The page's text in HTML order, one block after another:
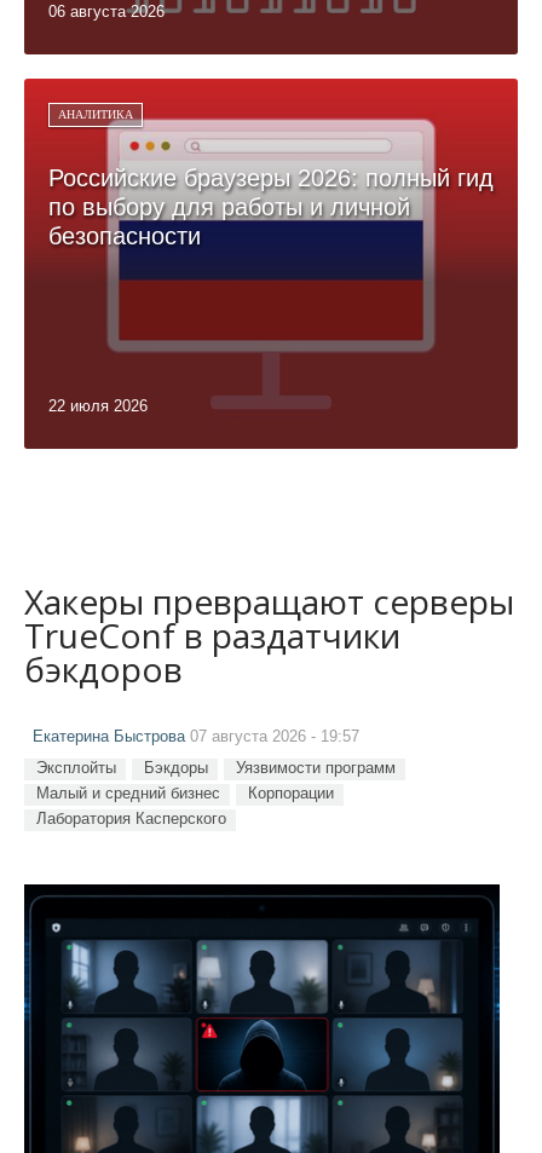
06 августа 2026
АНАЛИТИКА
Российские браузеры 2026: полный гид
по выбору для работы и личной
безопасности
22 июля 2026
Хакеры превращают серверы
TrueConf в раздатчики
бэкдоров
Екатерина Быстрова 07 августа 2026 - 19:57
Эксплойты Бэкдоры
Уязвимости программ
Малый и средний бизнес
Корпорации
Лаборатория Касперского